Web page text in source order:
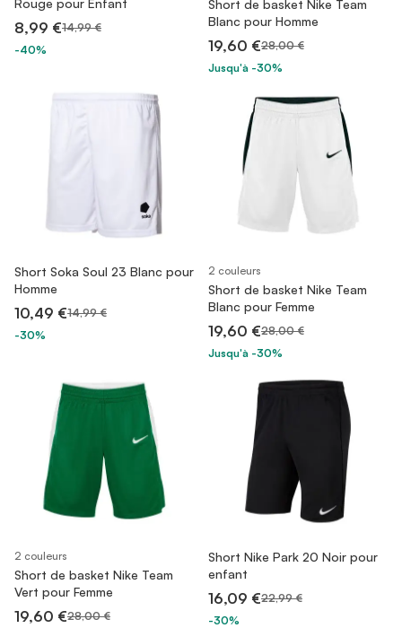
Rouge pour Enfant
8,99 €14,99 €
-40%
Short de basket Nike Team
Blanc pour Homme
19,60 €28,00 €
Jusqu'à -30%
Short Soka Soul 23 Blanc pour
Homme
10,49 €14,99 €
-30%
2 couleurs
Short de basket Nike Team
Blanc pour Femme
19,60 €28,00 €
Jusqu'à -30%
2 couleurs
Short de basket Nike Team
Vert pour Femme
19,60 €28,00 €
Short Nike Park 20 Noir pour
enfant
16,09 €22,99 €
-30%